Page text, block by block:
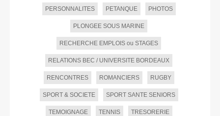
PERSONNALITES PETANQUE PHOTOS
PLONGEE SOUS MARINE
RECHERCHE EMPLOIS ou STAGES
RELATIONS BEC / UNIVERSITE BORDEAUX
RENCONTRES ROMANCIERS RUGBY
SPORT & SOCIETE SPORT SANTE SENIORS
TEMOIGNAGE TENNIS TRESORERIE